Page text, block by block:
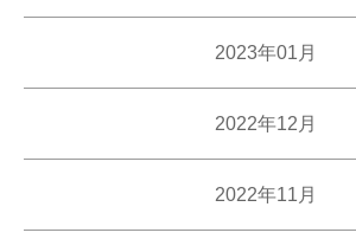
2023年01月
2022年12月
2022年11月